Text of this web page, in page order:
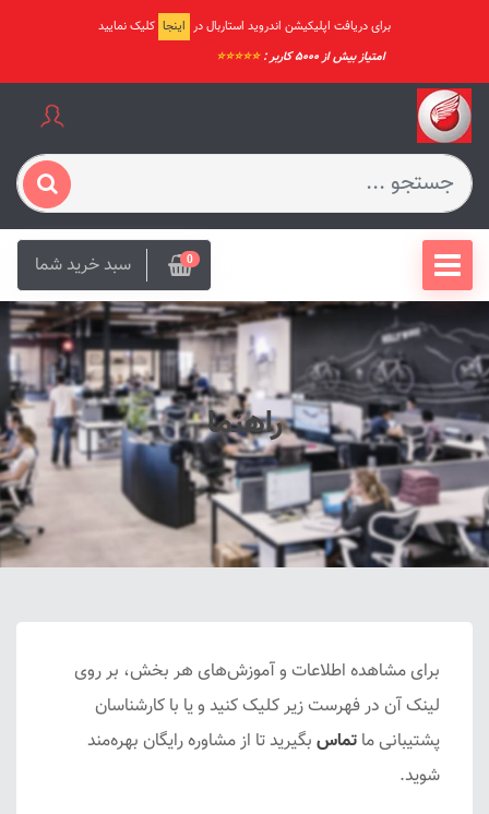
برای دریافت اپلیکیشن اندروید استاربال در اینجا کلیک نمایید
امتیاز بیش از ۵۰۰۰ کاربر :
⭐️⭐️⭐️⭐️⭐️
0 سبد خرید شما
راهنما
برای مشاهده اطلاعات و آموزش‌های هر بخش، بر روی
لینک آن در فهرست زیر کلیک کنید و یا با کارشناسان
پشتیبانی ما تماس بگیرید تا از مشاوره رایگان بهره‌مند
شوید.